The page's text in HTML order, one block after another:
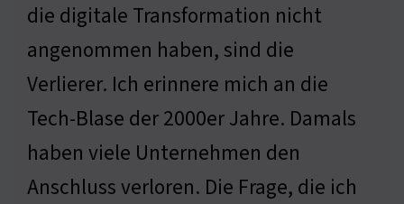
die digitale Transformation nicht
angenommen haben, sind die
Verlierer. Ich erinnere mich an die
Tech-Blase der 2000er Jahre. Damals
haben viele Unternehmen den
Anschluss verloren. Die Frage, die ich